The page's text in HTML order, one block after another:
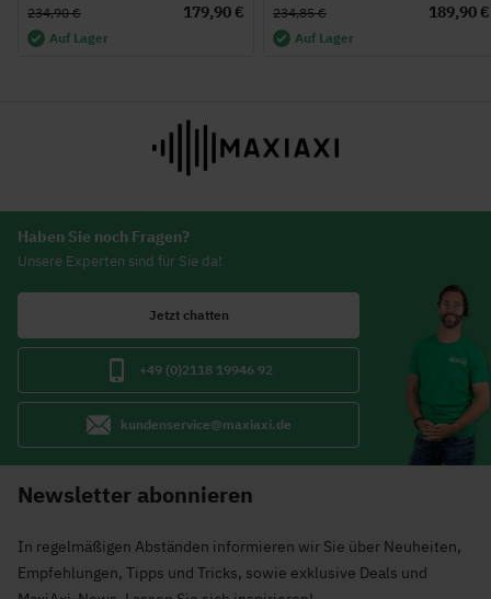
179,90 €
234,90 €
Auf Lager
189,90 €
234,85 €
Auf Lager
Haben Sie noch Fragen?
Unsere Experten sind für Sie da!
Jetzt chatten
+49 (0)2118 19946 92
kundenservice@maxiaxi.de
Newsletter abonnieren
In regelmäßigen Abständen informieren wir Sie über Neuheiten,
Empfehlungen, Tipps und Tricks, sowie exklusive Deals und